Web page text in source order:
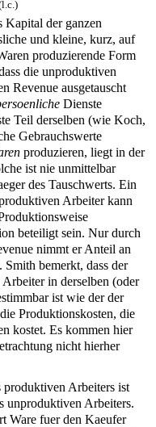
Kapital der ganzen
und kleine, kurz, auf
produzierende Form
die unproduktiven
Revenue ausgetauscht
Dienste
Teil derselben (wie Koch,
Gebrauchswerte
produzieren, liegt in der
ist nie unmittelbar
des Tauschwerts. Ein
Arbeiter kann
beteiligt sein. Nur durch
nimmt er Anteil an
bemerkt, dass der
in derselben (oder
ist wie der der
Produktionskosten, die
kostet. Es kommen hier
nicht hierher
produktiven Arbeiters ist
unproduktiven Arbeiters.
Ware fuer den Kaeufer